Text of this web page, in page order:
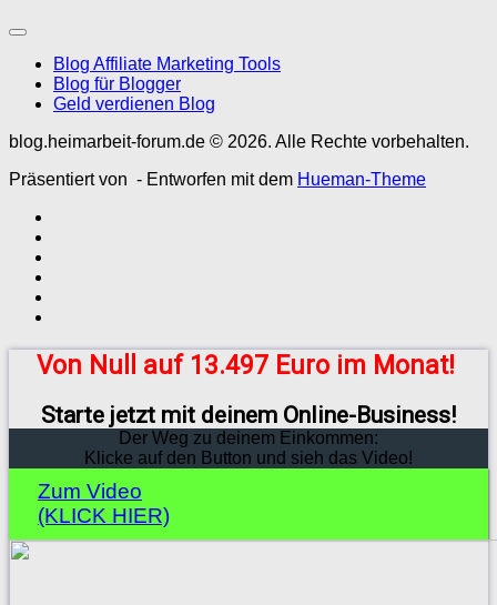
Blog Affiliate Marketing Tools
Blog für Blogger
Geld verdienen Blog
blog.heimarbeit-forum.de © 2026. Alle Rechte vorbehalten.
Präsentiert von - Entworfen mit dem Hueman-Theme
Von Null auf 13.497 Euro im Monat!
Starte jetzt mit deinem Online-Business!
Der Weg zu deinem Einkommen:
Klicke auf den Button und sieh das Video!
Zum Video
(KLICK HIER)